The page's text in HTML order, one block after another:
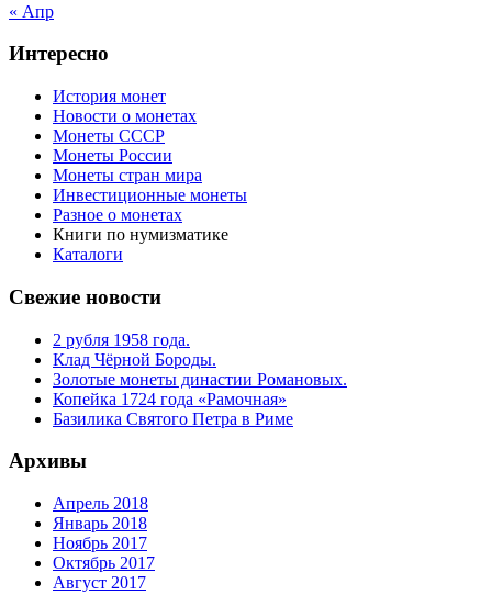
« Апр
Интересно
История монет
Новости о монетах
Монеты СССР
Монеты России
Монеты стран мира
Инвестиционные монеты
Разное о монетах
Книги по нумизматике
Каталоги
Свежие новости
2 рубля 1958 года.
Клад Чёрной Бороды.
Золотые монеты династии Романовых.
Копейка 1724 года «Рамочная»
Базилика Святого Петра в Риме
Архивы
Апрель 2018
Январь 2018
Ноябрь 2017
Октябрь 2017
Август 2017